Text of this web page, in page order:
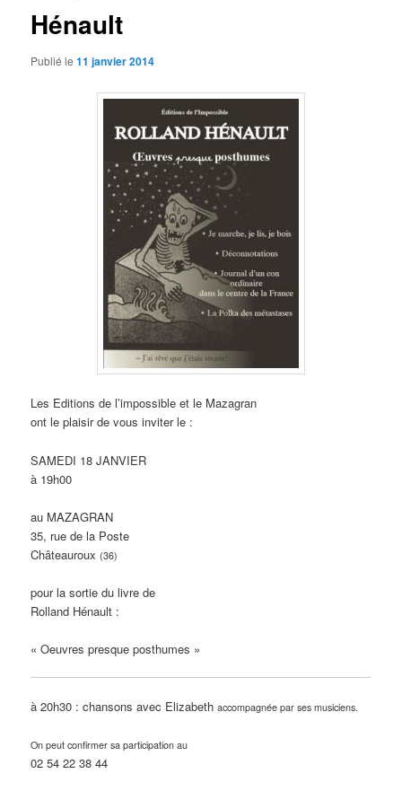
Hénault
Publié le11 janvier 2014
Les Editions de l’impossible et le Mazagran
ont le plaisir de vous inviter le :
SAMEDI 18 JANVIER
à 19h00
au MAZAGRAN
35, rue de la Poste
Châteauroux(36)
pour la sortie du livre de
Rolland Hénault :
« Oeuvres presque posthumes »
à 20h30 : chansons avec Elizabethaccompagnée par ses musiciens.
On peut confirmer sa participation au
02 54 22 38 44